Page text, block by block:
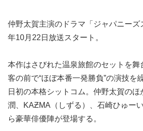
仲野太賀主演のドラマ「ジャパニーズ
年10月22日放送スタート。
本作はさびれた温泉旅館のセットを舞
客の前で“ほぼ本番一発勝負”の演技を
日初の本格シットコム。仲野太賀の
潤、KAƵMA（しずる）、石崎ひゅー
ら豪華俳優陣が登場する。